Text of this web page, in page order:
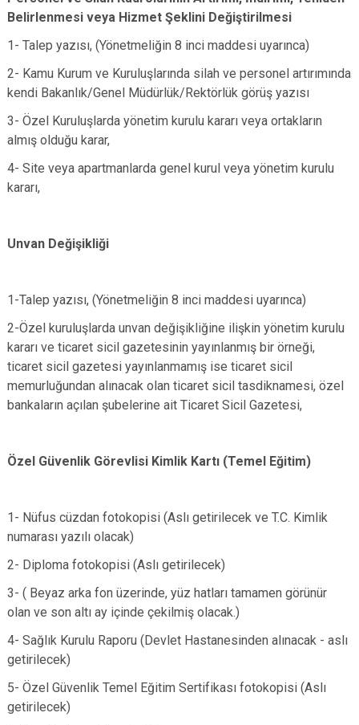
Belirlenmesi veya Hizmet Şeklini Değiştirilmesi
1- Talep yazısı, (Yönetmeliğin 8 inci maddesi uyarınca)
2- Kamu Kurum ve Kuruluşlarında silah ve personel artırımında
kendi Bakanlık/Genel Müdürlük/Rektörlük görüş yazısı
3- Özel Kuruluşlarda yönetim kurulu kararı veya ortakların
almış olduğu karar,
4- Site veya apartmanlarda genel kurul veya yönetim kurulu
kararı,
Unvan Değişikliği
1-Talep yazısı, (Yönetmeliğin 8 inci maddesi uyarınca)
2-Özel kuruluşlarda unvan değişikliğine ilişkin yönetim kurulu
kararı ve ticaret sicil gazetesinin yayınlanmış bir örneği,
ticaret sicil gazetesi yayınlanmamış ise ticaret sicil
memurluğundan alınacak olan ticaret sicil tasdiknamesi, özel
bankaların açılan şubelerine ait Ticaret Sicil Gazetesi,
Özel Güvenlik Görevlisi Kimlik Kartı (Temel Eğitim)
1- Nüfus cüzdan fotokopisi (Aslı getirilecek ve T.C. Kimlik
numarası yazılı olacak)
2- Diploma fotokopisi (Aslı getirilecek)
3- ( Beyaz arka fon üzerinde, yüz hatları tamamen görünür
olan ve son altı ay içinde çekilmiş olacak.)
4- Sağlık Kurulu Raporu (Devlet Hastanesinden alınacak - aslı
getirilecek)
5- Özel Güvenlik Temel Eğitim Sertifikası fotokopisi (Aslı
getirilecek)